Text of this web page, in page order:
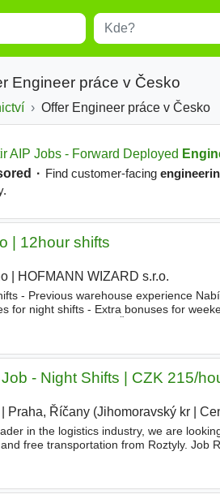
Místo
Engineer práce v Česko
Offer Engineer práce v Česko
| 12hour shifts
HOFMANN WIZARD s.r.o.
- Previous warehouse experience
for night shifts - Extra bonuses for
- Night Shifts | CZK 215/
Praha, Říčany (Jihomoravský kr
in the logistics industry, we are
free transportation from Roztyly. Job